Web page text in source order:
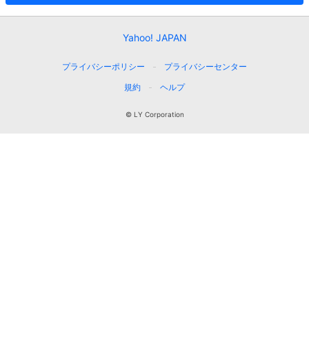
Yahoo! JAPAN
プライバシーポリシー
プライバシーセンター
規約
ヘルプ
© LY Corporation